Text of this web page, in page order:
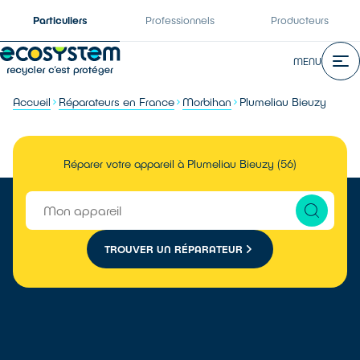
Particuliers Professionnels Producteurs
MENU
Accueil Réparateurs en France Morbihan Plumeliau Bieuzy
Réparer votre appareil à Plumeliau Bieuzy (56)
TROUVER UN RÉPARATEUR